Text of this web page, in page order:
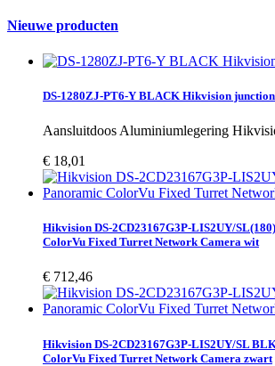
Nieuwe producten
DS-1280ZJ-PT6-Y BLACK Hikvision
Aansluitdoos Aluminiumlegering
€ 18,01
Hikvision DS-2CD23167G3P-LIS2UY/
ColorVu Fixed Turret Network Camera wit
€ 712,46
Hikvision DS-2CD23167G3P-LIS2UY/SL
ColorVu Fixed Turret Network Camera zwart